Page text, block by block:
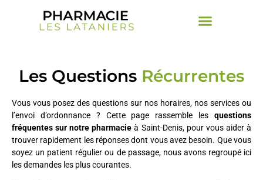
Les Questions Récurrentes
Vous vous posez des questions sur nos horaires, nos services ou
l’envoi d’ordonnance ? Cette page rassemble les questions
fréquentes sur notre pharmacie à Saint-Denis, pour vous aider à
trouver rapidement les réponses dont vous avez besoin. Que vous
soyez un patient régulier ou de passage, nous avons regroupé ici
les demandes les plus courantes.